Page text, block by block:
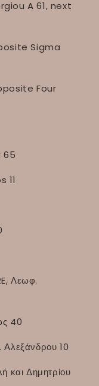
A 61, next
Sigma
Four
65
11
Λεωφ.
40
Αλεξάνδρου 10
και Δημητρίου